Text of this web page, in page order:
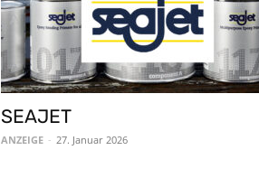
SEAJET
ANZEIGE - 27. Januar 2026